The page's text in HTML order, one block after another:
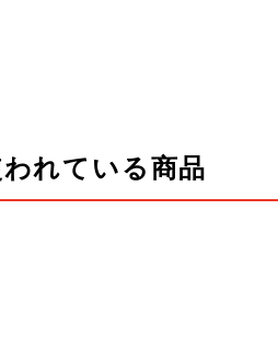
れている商品